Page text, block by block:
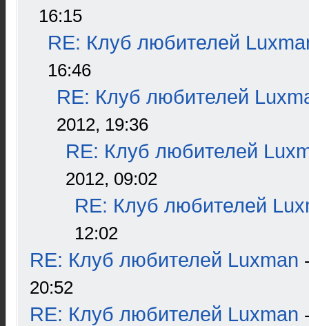
16:15
RE: Клуб любителей
16:46
RE: Клуб любителей
2012, 19:36
RE: Клуб любителей
2012, 09:02
RE: Клуб любителей
12:02
RE: Клуб любителей Luxman
20:52
RE: Клуб любителей Luxman